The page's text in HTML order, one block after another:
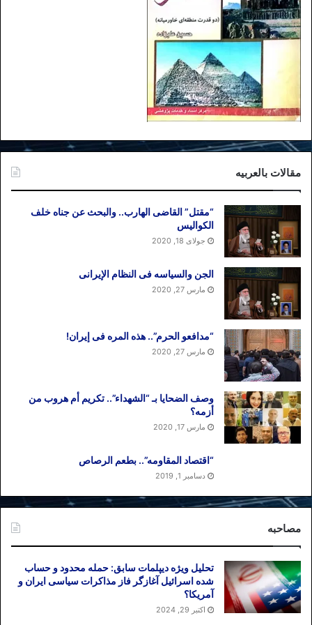
علاقگی کامل» به توافق است.
برچسب ها اسماعیل هنیه غزه
مقالات بالعربیه
“مقتل” القاضی الهارب.. والبحث عن جناه خلف
الکوالیس
جولای 18, 2020
الجن والسیاسه فی النظام اﻹیرانی
مارس 27, 2020
“مدافعو الحرم”.. هذه المره فی إیران!
مارس 27, 2020
وصف الضحایا بـ “الشهداء”.. تکریم أم هروب من
أزمه؟
مارس 17, 2020
“اقتصاد المقاومه”.. بطعم الرصاص
دسامبر 1, 2019
مصاحبه
تحلیل ویژه دیپلمات سابق: حمله محدود و حساب
شده اسرائیل آغازگر فاز مذاکرات سیاسی ایران و
آمریکا؟
اکتبر 29, 2024